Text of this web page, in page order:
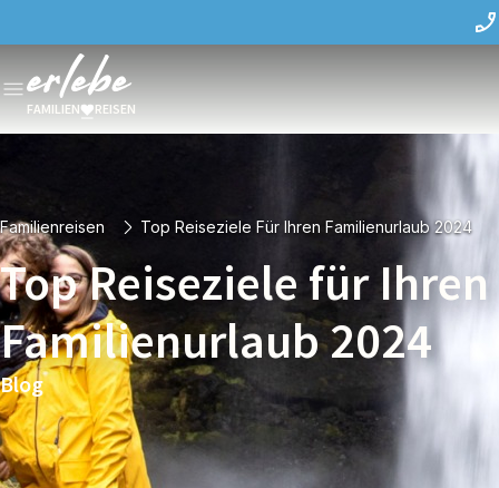
FAMILIEN REISEN
Familienreisen Top Reiseziele Für Ihren Familienurlaub 2024
Top Reiseziele für Ihren
Familienurlaub 2024
Blog